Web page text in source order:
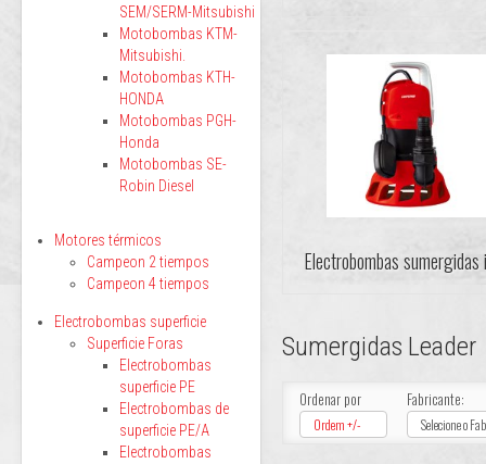
Electrobombas
Sumergidas Leader
Ordenar por
Ordem +/-
Fabricante:
Selecione o
SEM/SERM-Mitsubishi
Motobombas KTM-
Mitsubishi.
Motobombas KTH-
HONDA
Motobombas PGH-
Honda
Motobombas SE-
Robin Diesel
Motores térmicos
Campeon 2 tiempos
Campeon 4 tiempos
Electrobombas superficie
Superficie Foras
Electrobombas
superficie PE
Electrobombas de
superficie PE/A
Electrobombas